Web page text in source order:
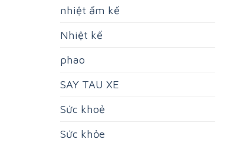
nhiệt ẩm kế
Nhiệt kế
phao
SAY TAU XE
Sức khoẻ
Sức khỏe